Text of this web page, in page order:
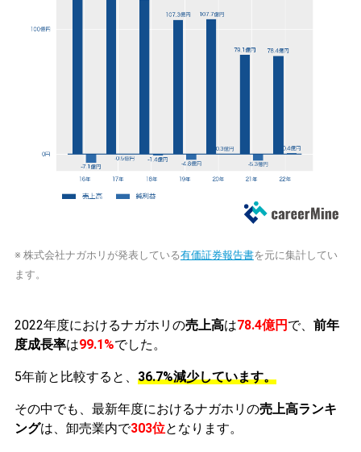
※ 株式会社ナガホリが発表している有価証券報告書を元に集計してい
ます。
2022年度におけるナガホリの売上高は78.4億円 で、 前年
度成長率は99.1%でした。
5年前と比較すると、 36.7%減少しています。
その中でも、最新年度におけるナガホリの売上高ランキ
ングは、卸売業内で303位となります。